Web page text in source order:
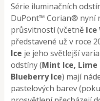
Série iluminačních
DuPont™ Corian® nyní
průsvitností (včetně Ice
představené už v roce
Ice je jeho světlejší
odstíny (Mint Ice, Lime
Blueberry Ice) mají
pastelových barev